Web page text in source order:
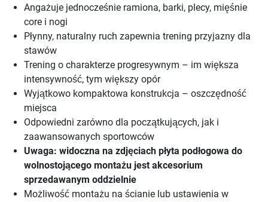
Angażuje jednocześnie ramiona, barki, plecy, mięśnie
core i nogi
Płynny, naturalny ruch zapewnia trening przyjazny dla
stawów
Trening o charakterze progresywnym – im większa
intensywność, tym większy opór
Wyjątkowo kompaktowa konstrukcja – oszczędność
miejsca
Odpowiedni zarówno dla początkujących, jak i
zaawansowanych sportowców
Uwaga: widoczna na zdjęciach płyta podłogowa do
wolnostojącego montażu jest akcesorium
sprzedawanym oddzielnie
Możliwość montażu na ścianie lub ustawienia w